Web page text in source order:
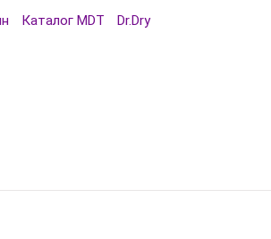
Каталог MDT Dr.Dry